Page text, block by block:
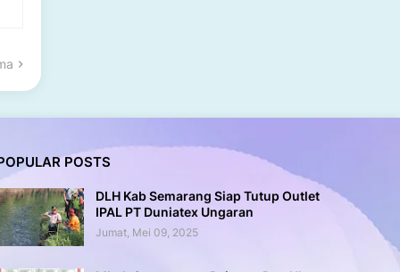
POSTS
DLH Kab Semarang Siap Tutup Outlet
IPAL PT Duniatex Ungaran
Jumat, Mei 09, 2025